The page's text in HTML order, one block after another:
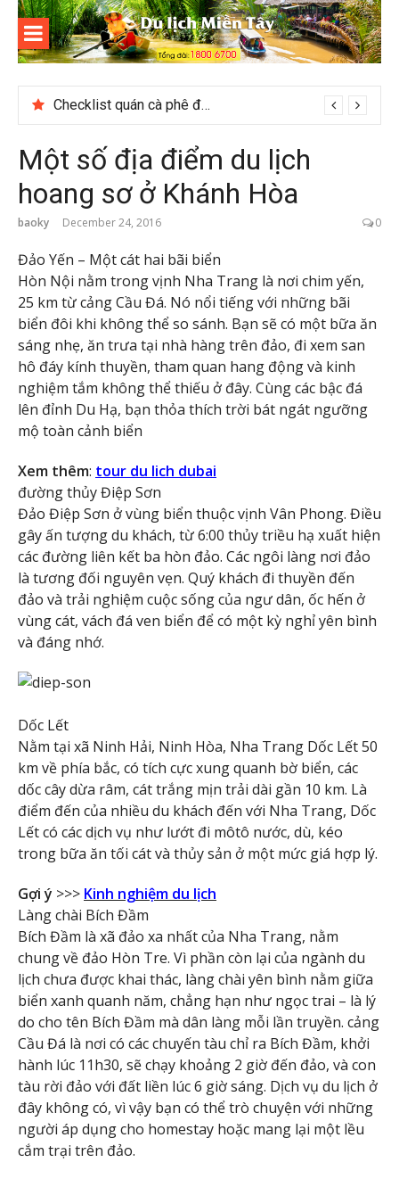
Skip
content
Du lịch
Miền Tây
Checklist quán cà phê đẹp dịp 2/9 ở Đà Lạt nên ghé
Một số địa điểm du lịch
hoang sơ ở Khánh Hòa
baoky December 24, 2016 0
Đảo Yến – Một cát hai bãi biển
Hòn Nội nằm trong vịnh Nha Trang là nơi chim yến,
25 km từ cảng Cầu Đá. Nó nổi tiếng với những bãi
biển đôi khi không thể so sánh. Bạn sẽ có một bữa ăn
sáng nhẹ, ăn trưa tại nhà hàng trên đảo, đi xem san
hô đáy kính thuyền, tham quan hang động và kinh
nghiệm tắm không thể thiếu ở đây. Cùng các bậc đá
lên đỉnh Du Hạ, bạn thỏa thích trời bát ngát ngưỡng
mộ toàn cảnh biển
Xem thêm: tour du lich dubai
đường thủy Điệp Sơn
Đảo Điệp Sơn ở vùng biển thuộc vịnh Vân Phong. Điều
gây ấn tượng du khách, từ 6:00 thủy triều hạ xuất hiện
các đường liên kết ba hòn đảo. Các ngôi làng nơi đảo
là tương đối nguyên vẹn. Quý khách đi thuyền đến
đảo và trải nghiệm cuộc sống của ngư dân, ốc hến ở
vùng cát, vách đá ven biển để có một kỳ nghỉ yên bình
và đáng nhớ.
Dốc Lết
Nằm tại xã Ninh Hải, Ninh Hòa, Nha Trang Dốc Lết 50
km về phía bắc, có tích cực xung quanh bờ biển, các
dốc cây dừa râm, cát trắng mịn trải dài gần 10 km. Là
điểm đến của nhiều du khách đến với Nha Trang, Dốc
Lết có các dịch vụ như lướt đi môtô nước, dù, kéo
trong bữa ăn tối cát và thủy sản ở một mức giá hợp lý.
Gợi ý >>> Kinh nghiệm du lịch
Làng chài Bích Đầm
Bích Đầm là xã đảo xa nhất của Nha Trang, nằm
chung về đảo Hòn Tre. Vì phần còn lại của ngành du
lịch chưa được khai thác, làng chài yên bình nằm giữa
biển xanh quanh năm, chẳng hạn như ngọc trai – là lý
do cho tên Bích Đầm mà dân làng mỗi lần truyền. cảng
Cầu Đá là nơi có các chuyến tàu chỉ ra Bích Đầm, khởi
hành lúc 11h30, sẽ chạy khoảng 2 giờ đến đảo, và con
tàu rời đảo với đất liền lúc 6 giờ sáng. Dịch vụ du lịch ở
đây không có, vì vậy bạn có thể trò chuyện với những
người áp dụng cho homestay hoặc mang lại một lều
cắm trại trên đảo.